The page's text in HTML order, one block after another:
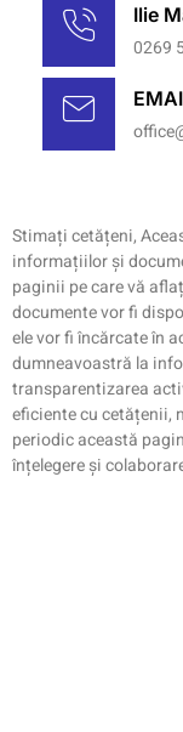
Ilie
0269
Stimați cetățeni,
informațiilor și
paginii pe care vă
documente vor fi
ele vor fi încărcate în
dumneavoastră la
transparentizarea
eficiente cu cetățenii,
periodic această
înțelegere și